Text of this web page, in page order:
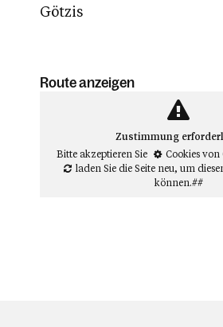
Götzis
Route anzeigen
Zustimmung
Bitte akzeptieren Sie
Cookies von
laden Sie die Seite neu, um
können.##